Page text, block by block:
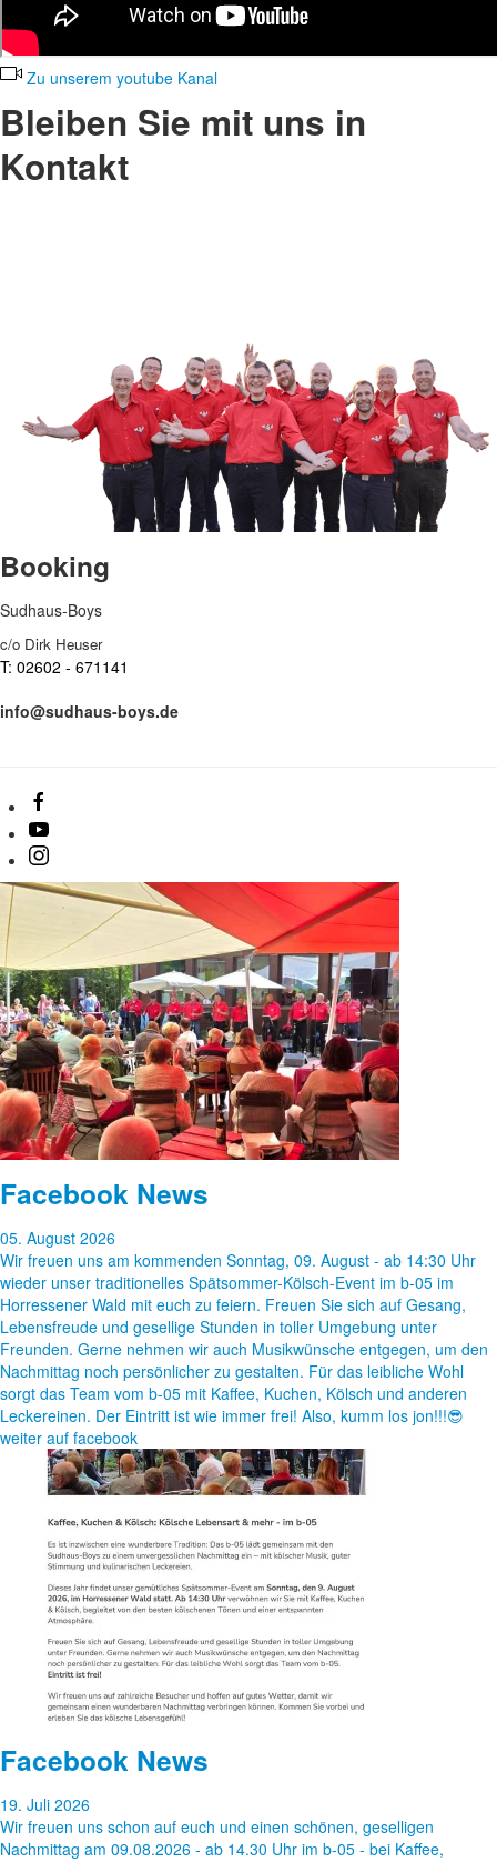
Zu unserem youtube Kanal
Bleiben Sie mit uns in
Kontakt
Booking
Sudhaus-Boys
c/o Dirk Heuser
T: 02602 - 671141
info@sudhaus-boys.de
Facebook News
05. August 2026
Wir freuen uns am kommenden Sonntag, 09. August - ab 14:30 Uhr
wieder unser traditionelles Spätsommer-Kölsch-Event im b-05 im
Horressener Wald mit euch zu feiern. Freuen Sie sich auf Gesang,
Lebensfreude und gesellige Stunden in toller Umgebung unter
Freunden. Gerne nehmen wir auch Musikwünsche entgegen, um den
Nachmittag noch persönlicher zu gestalten. Für das leibliche Wohl
sorgt das Team vom b-05 mit Kaffee, Kuchen, Kölsch und anderen
Leckereinen. Der Eintritt ist wie immer frei! Also, kumm los jon!!!😎
weiter auf facebook
Facebook News
19. Juli 2026
Wir freuen uns schon auf euch und einen schönen, geselligen
Nachmittag am 09.08.2026 - ab 14.30 Uhr im b-05 - bei Kaffee,